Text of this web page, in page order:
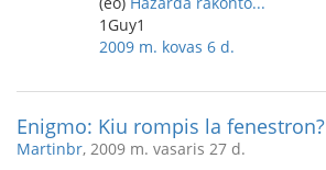
1Guy1
2009 m. kovas 6 d.
Enigmo: Kiu rompis la fenestron?
Martinbr, 2009 m. vasaris 27 d.